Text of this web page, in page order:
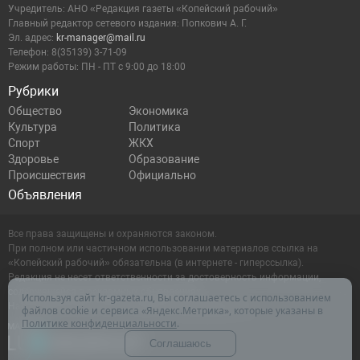
Рубрики
Общество
Экономика
Культура
Политика
Спорт
ЖКХ
Здоровье
Образование
Происшествия
Официально
Объявления
Учредитель: АНО «Редакция газеты «Копейский рабочий»
Главный редактор сетевого издания: Попкович А. Г.
Эл. адрес: kr-manager@mail.ru
Телефон: 8(35139) 3-71-09
Режим работы: ПН - ПТ с 9:00 до 18:00
Все права защищены и охраняются законом.
При полном или частичном использовании материалов ссылка на
«Копейский рабочий» обязательна (в интернете - гиперссылка).
Редакция не несет ответственности за достоверность информации,
содержащейся в рекламных объявлениях.
Настоящий ресурс может содержать материалы 16+
Используя сайт kr-gazeta.ru, Вы соглашаетесь с использованием
файлов cookie и сервиса «Яндекс.Метрика», которые указаны в
Политике конфиденциальности.
Соглашаюсь